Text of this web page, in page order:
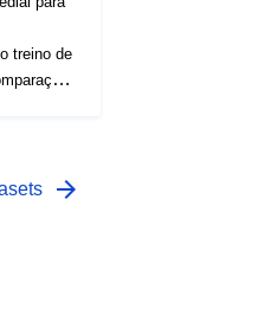
treino de
arrow_forward